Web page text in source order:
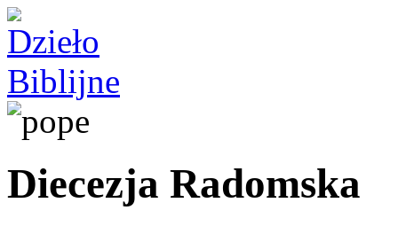
Diecezja Radomska